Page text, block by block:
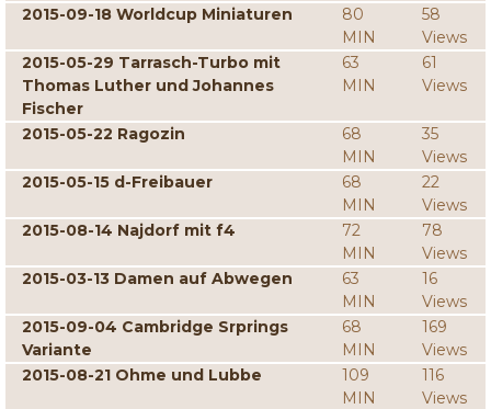
2015-09-18 Worldcup Miniaturen
80
MIN
58
Views
2015-05-29 Tarrasch-Turbo mit
Thomas Luther und Johannes
Fischer
63
MIN
61
Views
2015-05-22 Ragozin
68
MIN
35
Views
2015-05-15 d-Freibauer
68
MIN
22
Views
2015-08-14 Najdorf mit f4
72
MIN
78
Views
2015-03-13 Damen auf Abwegen
63
MIN
16
Views
2015-09-04 Cambridge Srprings
Variante
68
MIN
169
Views
2015-08-21 Ohme und Lubbe
109
MIN
116
Views